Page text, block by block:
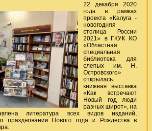
22 декабря 2020
года в рамках
проекта «Калуга -
новогодняя
столица России
2021» в ГКУК КО
«Областная
специальная
библиотека для
слепых им. Н.
Островского»
открылась
книжная выставка
«Как встречают
Новый год люди
разных широт», на
литература всех видов изданий,
праздновании Нового года и Рождества в